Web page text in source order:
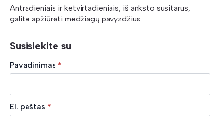
Antradieniais ir ketvirtadieniais, iš anksto susitarus,
galite apžiūrėti medžiagų pavyzdžius.
Susisiekite su
Pavadinimas *
El. paštas *